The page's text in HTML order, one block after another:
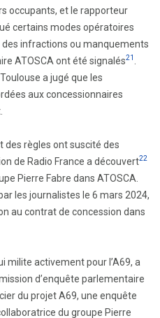
occupants, et le rapporteur
certains modes opératoires
des infractions ou manquements
ATOSCA ont été signalés21
a jugé que les
aux concessionnaires
des règles ont suscité des
de Radio France a découvert22
Pierre Fabre dans ATOSCA.
les journalistes le 6 mars 2024,
au contrat de concession dans
milite activement pour l’A69, a
d’enquête parlementaire
du projet A69, une enquête
du groupe Pierre